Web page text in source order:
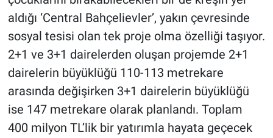
aldığı ‘Central Bahçelievler’, yakın çevresinde
sosyal tesisi olan tek proje olma özelliği taşıyor.
2+1 ve 3+1 dairelerden oluşan projemde 2+1
dairelerin büyüklüğü 110-113 metrekare
arasında değişirken 3+1 dairelerin büyüklüğü
ise 147 metrekare olarak planlandı. Toplam
400 milyon TL’lik bir yatırımla hayata geçecek